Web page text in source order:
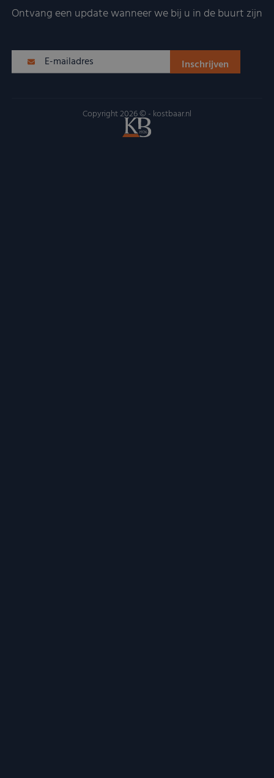
Ontvang een update wanneer we bij u in de buurt zijn
Copyright 2026 © - kostbaar.nl